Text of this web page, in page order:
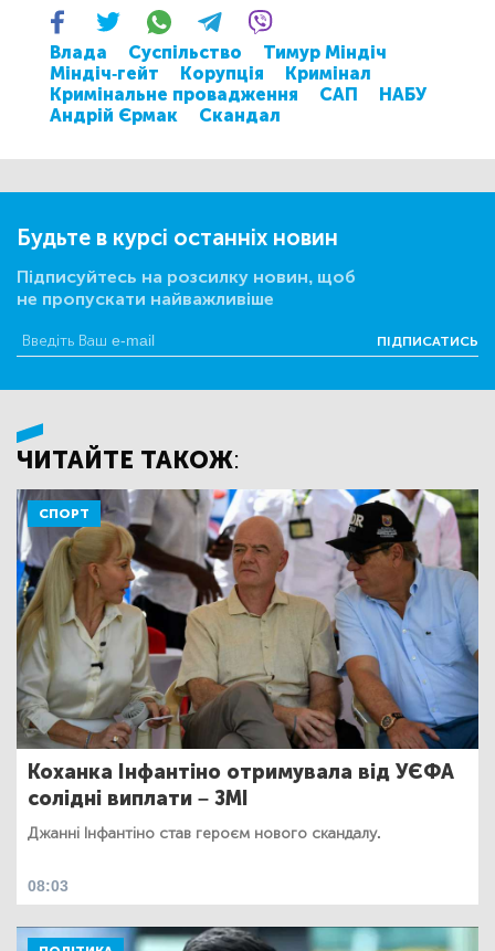
Влада Суспільство
Тимур Міндіч
Міндіч-гейт
Корупція
Кримінал
Кримінальне провадження
САП
НАБУ
Андрій Єрмак
Скандал
Будьте в курсі останніх новин
Підписуйтесь на розсилку новин, щоб
не пропускати найважливіше
ПІДПИСАТИСЬ
ЧИТАЙТЕ ТАКОЖ:
СПОРТ
Коханка Інфантіно отримувала від УЄФА
солідні виплати – ЗМІ
Джанні Інфантіно став героєм нового скандалу.
08:03